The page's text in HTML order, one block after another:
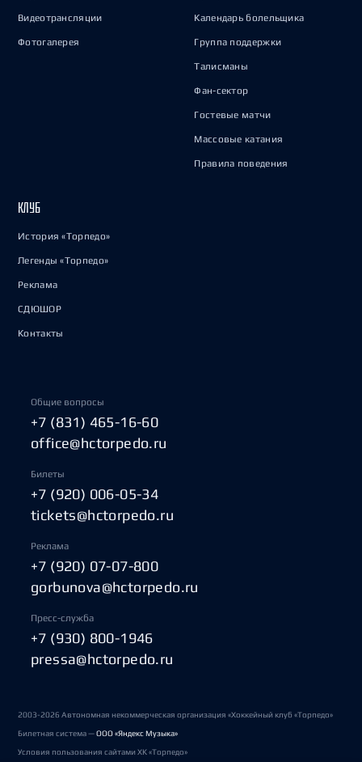
Видеотрансляции
Фотогалерея
Календарь болельщика
Группа поддержки
Талисманы
Фан-сектор
Гостевые матчи
Массовые катания
Правила поведения
КЛУБ
История «Торпедо»
Легенды «Торпедо»
Реклама
СДЮШОР
Контакты
Общие вопросы
+7 (831) 465-16-60
office@hctorpedo.ru
Билеты
+7 (920) 006-05-34
tickets@hctorpedo.ru
Реклама
+7 (920) 07-07-800
gorbunova@hctorpedo.ru
Пресс-служба
+7 (930) 800-1946
pressa@hctorpedo.ru
2003-2026 Автономная некоммерческая организация «Хоккейный клуб «Торпедо»
Билетная система —ООО «Яндекс Музыка»
Условия пользования сайтами ХК «Торпедо»